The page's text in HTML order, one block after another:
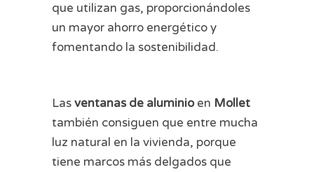
que utilizan gas, proporcionándoles
un mayor ahorro energético y
fomentando la sostenibilidad.
Lasventanas de aluminioen Mollet
también consiguen que entre mucha
luz natural en la vivienda, porque
tiene marcos más delgados que